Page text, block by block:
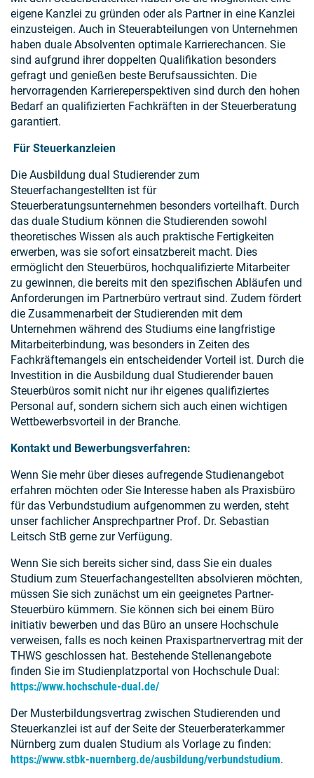
eigene Kanzlei zu gründen oder als Partner in eine Kanzlei
einzusteigen. Auch in Steuerabteilungen von Unternehmen
haben duale Absolventen optimale Karrierechancen. Sie
sind aufgrund ihrer doppelten Qualifikation besonders
gefragt und genießen beste Berufsaussichten. Die
hervorragenden Karriereperspektiven sind durch den hohen
Bedarf an qualifizierten Fachkräften in der Steuerberatung
garantiert.
Für Steuerkanzleien
Die Ausbildung dual Studierender zum
Steuerfachangestellten ist für
Steuerberatungsunternehmen besonders vorteilhaft. Durch
das duale Studium können die Studierenden sowohl
theoretisches Wissen als auch praktische Fertigkeiten
erwerben, was sie sofort einsatzbereit macht. Dies
ermöglicht den Steuerbüros, hochqualifizierte Mitarbeiter
zu gewinnen, die bereits mit den spezifischen Abläufen und
Anforderungen im Partnerbüro vertraut sind. Zudem fördert
die Zusammenarbeit der Studierenden mit dem
Unternehmen während des Studiums eine langfristige
Mitarbeiterbindung, was besonders in Zeiten des
Fachkräftemangels ein entscheidender Vorteil ist. Durch die
Investition in die Ausbildung dual Studierender bauen
Steuerbüros somit nicht nur ihr eigenes qualifiziertes
Personal auf, sondern sichern sich auch einen wichtigen
Wettbewerbsvorteil in der Branche.
Kontakt und Bewerbungsverfahren:
Wenn Sie mehr über dieses aufregende Studienangebot
erfahren möchten oder Sie Interesse haben als Praxisbüro
für das Verbundstudium aufgenommen zu werden, steht
unser fachlicher Ansprechpartner Prof. Dr. Sebastian
Leitsch StB gerne zur Verfügung.
Wenn Sie sich bereits sicher sind, dass Sie ein duales
Studium zum Steuerfachangestellten absolvieren möchten,
müssen Sie sich zunächst um ein geeignetes Partner-
Steuerbüro kümmern. Sie können sich bei einem Büro
initiativ bewerben und das Büro an unsere Hochschule
verweisen, falls es noch keinen Praxispartnervertrag mit der
THWS geschlossen hat. Bestehende Stellenangebote
finden Sie im Studienplatzportal von Hochschule Dual:
https://www.hochschule-dual.de/
Der Musterbildungsvertrag zwischen Studierenden und
Steuerkanzlei ist auf der Seite der Steuerberaterkammer
Nürnberg zum dualen Studium als Vorlage zu finden:
https://www.stbk-nuernberg.de/ausbildung/verbundstudium.